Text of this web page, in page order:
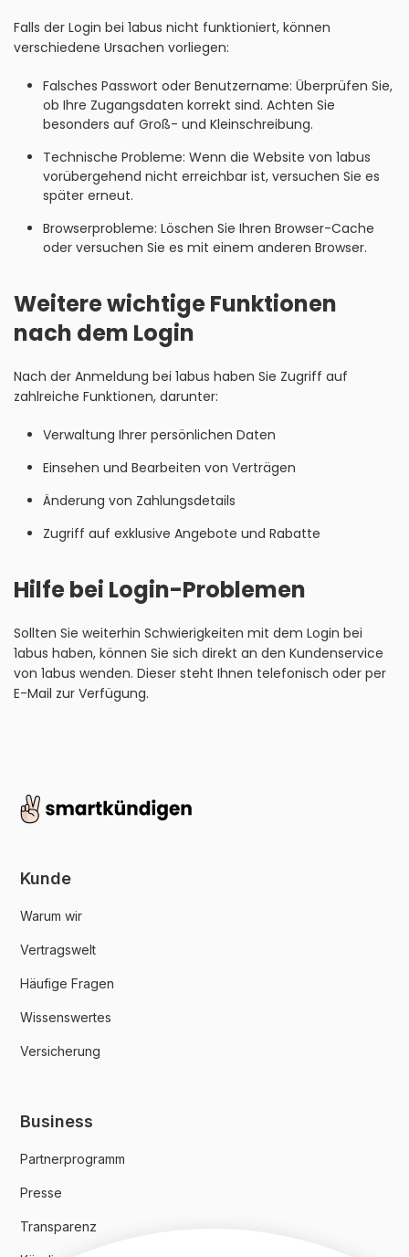
Falls der Login bei 1abus nicht funktioniert, können
verschiedene Ursachen vorliegen:
Falsches Passwort oder Benutzername: Überprüfen Sie,
ob Ihre Zugangsdaten korrekt sind. Achten Sie
besonders auf Groß- und Kleinschreibung.
Technische Probleme: Wenn die Website von 1abus
vorübergehend nicht erreichbar ist, versuchen Sie es
später erneut.
Browserprobleme: Löschen Sie Ihren Browser-Cache
oder versuchen Sie es mit einem anderen Browser.
Weitere wichtige Funktionen
nach dem Login
Nach der Anmeldung bei 1abus haben Sie Zugriff auf
zahlreiche Funktionen, darunter:
Verwaltung Ihrer persönlichen Daten
Einsehen und Bearbeiten von Verträgen
Änderung von Zahlungsdetails
Zugriff auf exklusive Angebote und Rabatte
Hilfe bei Login-Problemen
Sollten Sie weiterhin Schwierigkeiten mit dem Login bei
1abus haben, können Sie sich direkt an den Kundenservice
von 1abus wenden. Dieser steht Ihnen telefonisch oder per
E-Mail zur Verfügung.
Kunde
Warum wir
Vertragswelt
Häufige Fragen
Wissenswertes
Versicherung
Business
Partnerprogramm
Presse
Transparenz